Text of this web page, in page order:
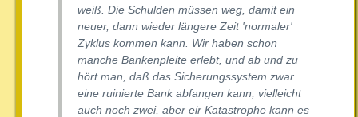
weiß. Die Schulden müssen weg, damit ein
neuer, dann wieder längere Zeit 'normaler'
Zyklus kommen kann. Wir haben schon
manche Bankenpleite erlebt, und ab und zu
hört man, daß das Sicherungssystem zwar
eine ruinierte Bank abfangen kann, vielleicht
auch noch zwei, aber eir Katastrophe kann es